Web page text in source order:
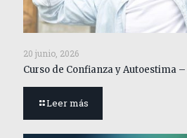
20 junio, 2026
Curso de Confianza y Autoestima
Leer más